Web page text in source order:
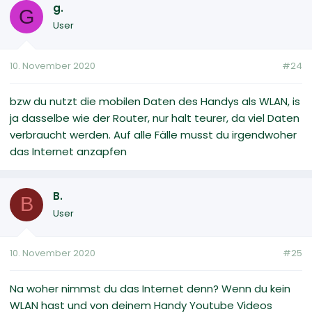
G g.
User
10. November 2020 #24
bzw du nutzt die mobilen Daten des Handys als WLAN, is
ja dasselbe wie der Router, nur halt teurer, da viel Daten
verbraucht werden. Auf alle Fälle musst du irgendwoher
das Internet anzapfen
B B.
User
10. November 2020 #25
Na woher nimmst du das Internet denn? Wenn du kein
WLAN hast und von deinem Handy Youtube Videos